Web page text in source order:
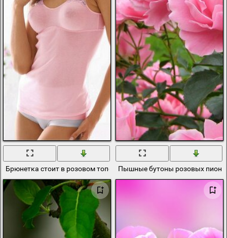
Брюнетка стоит в розовом топе Пышные бутоны розовых